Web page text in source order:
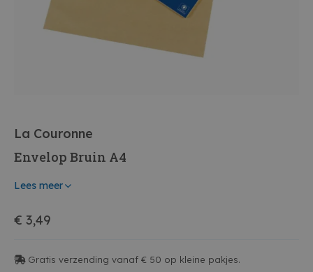
La Couronne
Envelop Bruin A4
Lees meer
€ 3,49
Gratis verzending vanaf € 50 op kleine pakjes.